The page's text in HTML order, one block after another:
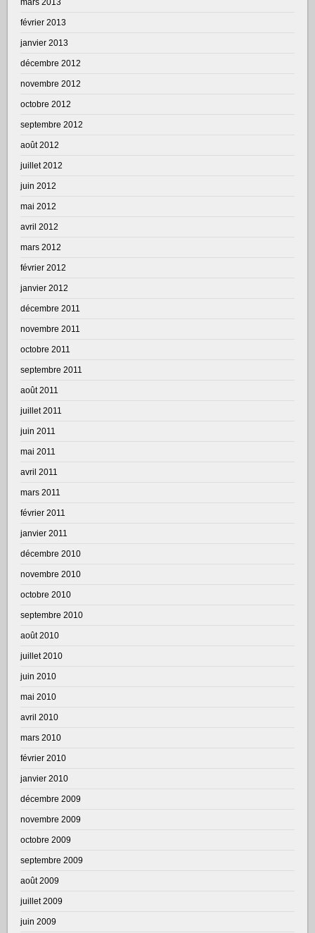
février 2013
janvier 2013
décembre 2012
novembre 2012
octobre 2012
septembre 2012
août 2012
juillet 2012
juin 2012
mai 2012
avril 2012
mars 2012
février 2012
janvier 2012
décembre 2011
novembre 2011
octobre 2011
septembre 2011
août 2011
juillet 2011
juin 2011
mai 2011
avril 2011
mars 2011
février 2011
janvier 2011
décembre 2010
novembre 2010
octobre 2010
septembre 2010
août 2010
juillet 2010
juin 2010
mai 2010
avril 2010
mars 2010
février 2010
janvier 2010
décembre 2009
novembre 2009
octobre 2009
septembre 2009
août 2009
juillet 2009
juin 2009